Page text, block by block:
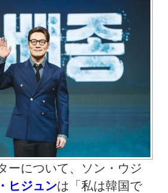
ーについて、ソン・ウジ
ヒジュンは「私は韓国で